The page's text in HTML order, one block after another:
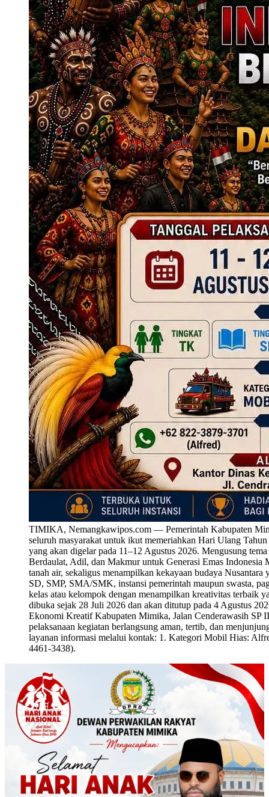
TIMIKA, Nemangkawipos.com — Pemerintah Kabupaten
seluruh masyarakat untuk ikut memeriahkan Hari Ulang
yang akan digelar pada 11–12 Agustus 2026. Mengusung
Berdaulat, Adil, dan Makmur untuk Generasi Emas Indonesia
tanah air, sekaligus menampilkan kekayaan budaya
SD, SMP, SMA/SMK, instansi pemerintah maupun swasta,
kelas atau kelompok dengan menampilkan kreativitas terbaik
dibuka sejak 28 Juli 2026 dan akan ditutup pada 4 Agustus
Ekonomi Kreatif Kabupaten Mimika, Jalan Cenderawasih SP
pelaksanaan kegiatan berlangsung aman, tertib, dan
layanan informasi melalui kontak: 1. Kategori Mobil Hias:
4461-3438).